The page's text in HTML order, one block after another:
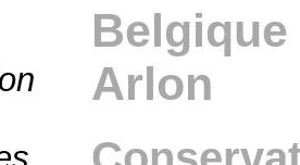
Belgique
Arlon